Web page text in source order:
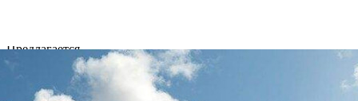
Предлагается
Продажа
Желаемый / подходящий вид деятельности
Не указано